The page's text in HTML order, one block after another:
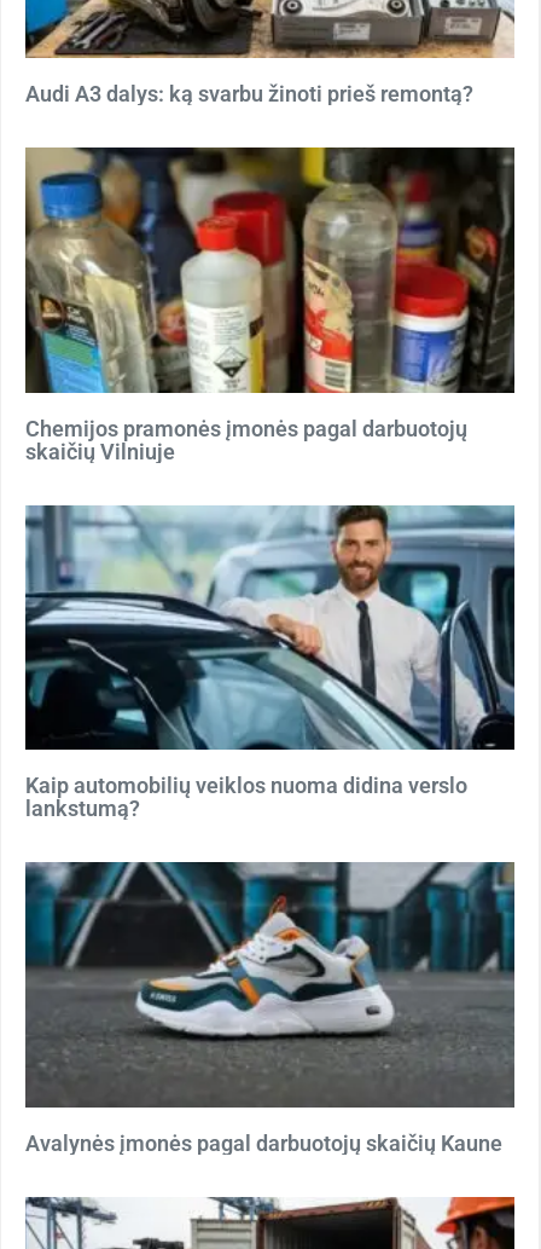
Audi A3 dalys: ką svarbu žinoti prieš remontą?
Chemijos pramonės įmonės pagal darbuotojų
skaičių Vilniuje
Kaip automobilių veiklos nuoma didina verslo
lankstumą?
Avalynės įmonės pagal darbuotojų skaičių Kaune